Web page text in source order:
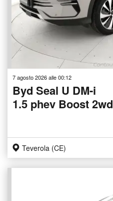
7 agosto 2026 alle 00:12
Byd Seal U DM-i
1.5 phev Boost 2wd
Teverola (CE)